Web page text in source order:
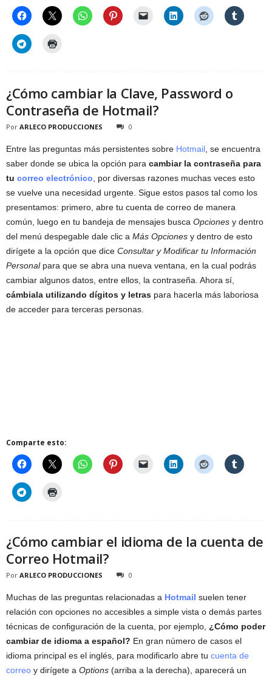
¿Cómo cambiar la Clave, Password o
Contraseña de Hotmail?
Por ARLECO PRODUCCIONES 0
Entre las preguntas más persistentes sobre Hotmail , se encuentra
saber donde se ubica la opción para cambiar la contraseña para
tu correo electrónico , por diversas razones muchas veces esto
se vuelve una necesidad urgente. Sigue estos pasos tal como los
presentamos: primero, abre tu cuenta de correo de manera
común, luego en tu bandeja de mensajes busca Opciones y dentro
del menú despegable dale clic a Más Opciones y dentro de esto
dirígete a la opción que dice Consultar y Modificar tu Información
Personalpara que se abra una nueva ventana, en la cual podrás
cambiar algunos datos, entre ellos, la contraseña. Ahora sí,
cámbiala utilizando dígitos y letras para hacerla más laboriosa
de acceder para terceras personas.
Comparte esto:
¿Cómo cambiar el idioma de la cuenta de
Correo Hotmail?
Por ARLECO PRODUCCIONES 0
Muchas de las preguntas relacionadas a Hotmail suelen tener
relación con opciones no accesibles a simple vista o demás partes
técnicas de configuración de la cuenta, por ejemplo, ¿Cómo poder
cambiar de idioma a español? En gran número de casos el
idioma principal es el inglés, para modificarlo abre tu cuenta de
correo y dirígete a Options (arriba a la derecha), aparecerá un